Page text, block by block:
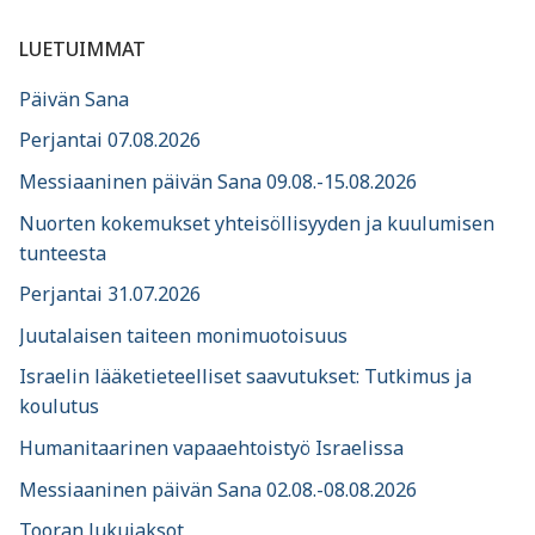
LUETUIMMAT
Päivän Sana
Perjantai 07.08.2026
Messiaaninen päivän Sana 09.08.-15.08.2026
Nuorten kokemukset yhteisöllisyyden ja kuulumisen
tunteesta
Perjantai 31.07.2026
Juutalaisen taiteen monimuotoisuus
Israelin lääketieteelliset saavutukset: Tutkimus ja
koulutus
Humanitaarinen vapaaehtoistyö Israelissa
Messiaaninen päivän Sana 02.08.-08.08.2026